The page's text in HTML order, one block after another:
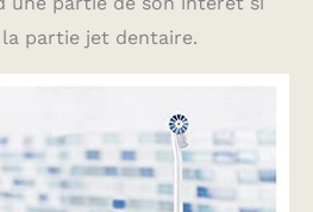
la partie jet dentaire.